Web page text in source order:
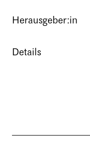
Herausgeber:in
Details